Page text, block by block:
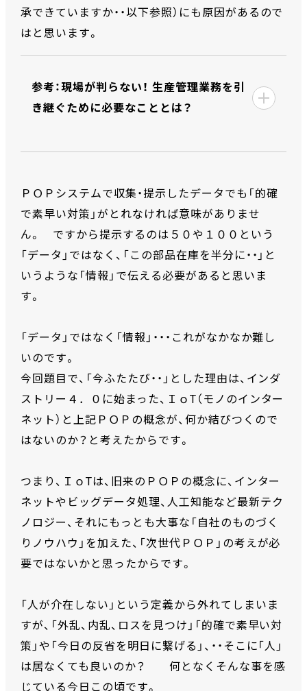
承できていますか・・以下参照）にも原因があるので
はと思います。
参考：現場が判らない！ 生産管理業務を引
き継ぐために必要なこととは？
ＰＯＰシステムで収集・提示したデータでも「的確
で素早い対策」がとれなければ意味がありませ
ん。 ですから提示するのは５０や１００という
「データ」ではなく、「この部品在庫を半分に・・」と
いうような「情報」で伝える必要があると思いま
す。
「データ」ではなく「情報」・・・これがなかなか難し
いのです。
今回題目で、「今ふたたび・・」とした理由は、インダ
ストリー４．０に始まった、ＩｏT（モノのインター
ネット）と上記ＰＯＰの概念が、何か結びつくので
はないのか？と考えたからです。
つまり、ＩｏTは、旧来のＰＯＰの概念に、インター
ネットやビッグデータ処理、人工知能など最新テク
ノロジー、それにもっとも大事な「自社のものづく
りノウハウ」を加えた、「次世代ＰＯＰ」の考えが必
要ではないかと思ったからです。
「人が介在しない」という定義から外れてしまいま
すが、「外乱、内乱、ロスを見つけ」「的確で素早い対
策」や「今日の反省を明日に繋げる」、・・そこに「人」
は居なくても良いのか？ 何となくそんな事を感
じている今日この頃です。